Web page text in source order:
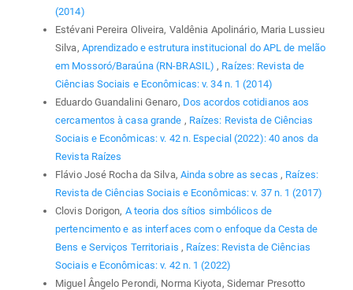
(2014)
Estévani Pereira Oliveira, Valdênia Apolinário, Maria Lussieu
Silva, Aprendizado e estrutura institucional do APL de melão
em Mossoró/Baraúna (RN-BRASIL) , Raízes: Revista de
Ciências Sociais e Econômicas: v. 34 n. 1 (2014)
Eduardo Guandalini Genaro, Dos acordos cotidianos aos
cercamentos à casa grande , Raízes: Revista de Ciências
Sociais e Econômicas: v. 42 n. Especial (2022): 40 anos da
Revista Raízes
Flávio José Rocha da Silva, Ainda sobre as secas , Raízes:
Revista de Ciências Sociais e Econômicas: v. 37 n. 1 (2017)
Clovis Dorigon, A teoria dos sítios simbólicos de
pertencimento e as interfaces com o enfoque da Cesta de
Bens e Serviços Territoriais , Raízes: Revista de Ciências
Sociais e Econômicas: v. 42 n. 1 (2022)
Miguel Ângelo Perondi, Norma Kiyota, Sidemar Presotto